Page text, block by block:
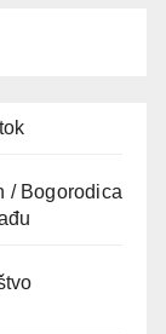
/ Bogorodica